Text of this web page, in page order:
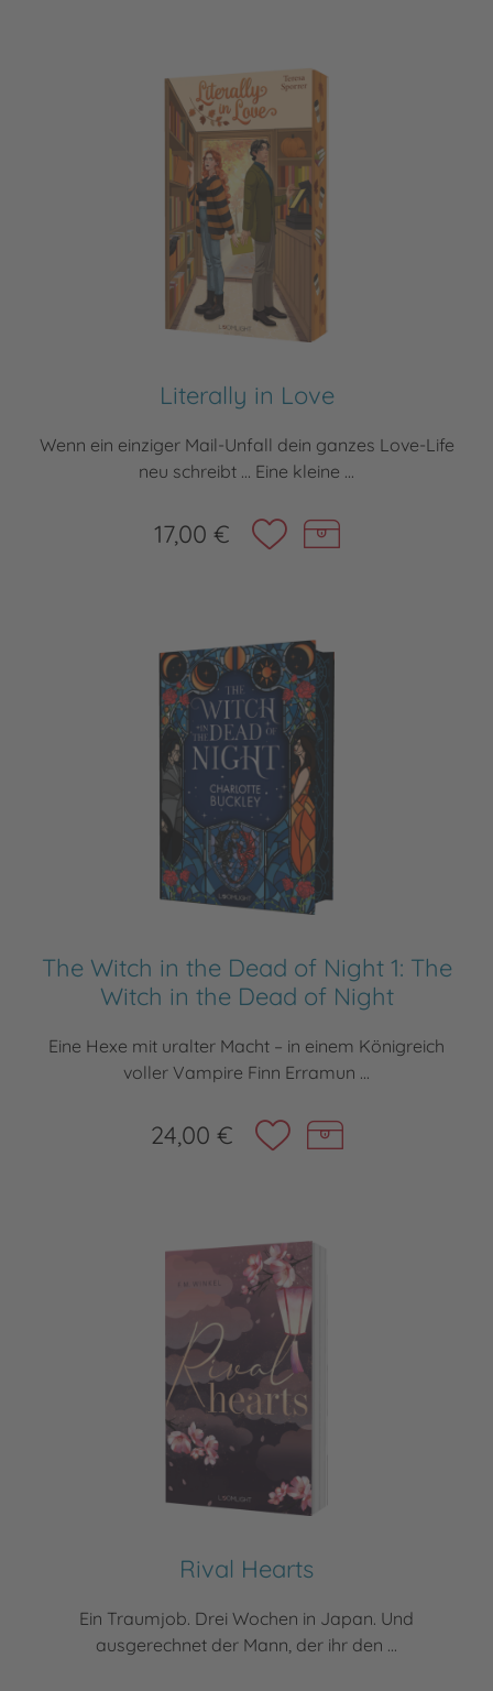
Literally in Love
Wenn ein einziger Mail-Unfall dein ganzes Love-Life
neu schreibt … Eine kleine ...
17,00 €
The Witch in the Dead of Night 1: The
Witch in the Dead of Night
Eine Hexe mit uralter Macht – in einem Königreich
voller Vampire Finn Erramun ...
24,00 €
Rival Hearts
Ein Traumjob. Drei Wochen in Japan. Und
ausgerechnet der Mann, der ihr den ...